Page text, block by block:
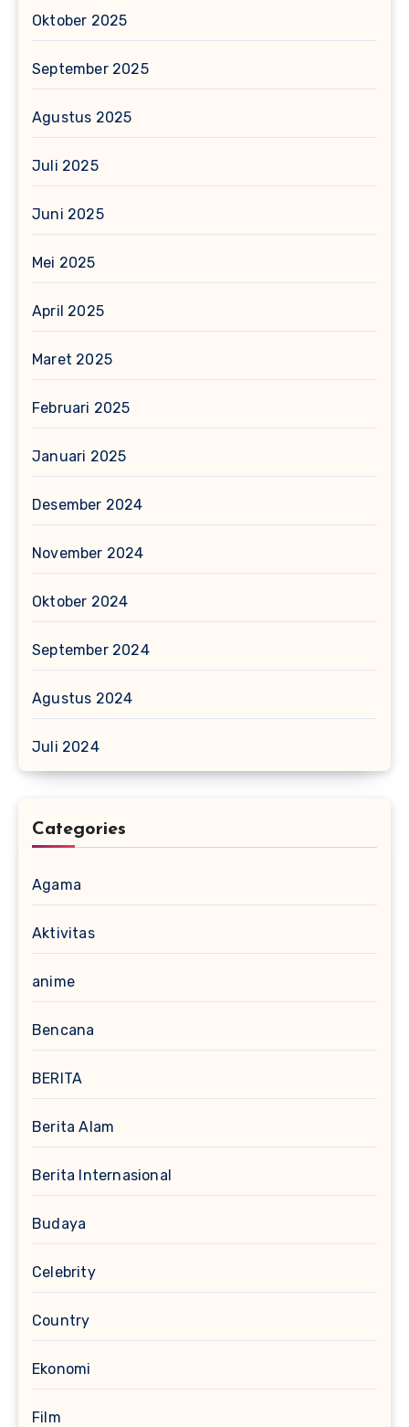
Oktober 2025
September 2025
Agustus 2025
Juli 2025
Juni 2025
Mei 2025
April 2025
Maret 2025
Februari 2025
Januari 2025
Desember 2024
November 2024
Oktober 2024
September 2024
Agustus 2024
Juli 2024
Categories
Agama
Aktivitas
anime
Bencana
BERITA
Berita Alam
Berita Internasional
Budaya
Celebrity
Country
Ekonomi
Film